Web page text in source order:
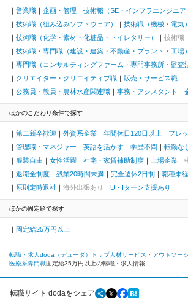
営業職 企画・管理
技術職（SE・インフラエンジニア
技術職（組み込みソフトウェア）
技術職（機械・電気）
技術職（化学・素材・化粧品・トイレタリー）
技術職
技術職・専門職（建設・建築・不動産・プラント・工場）
専門職（コンサルティングファーム・専門事務所・監査
クリエイター・クリエイティブ職
販売・サービス職
公務員・教員・農林水産関連職
事務・アシスタント
ほかのこだわり条件で探す
第二新卒歓迎 外資系企業 年間休日120日以上
フレ
管理職・マネジャー
英語を活かす 学歴不問
転勤な
服装自由
女性活躍 社宅・家賃補助制度 上場企業
退職金制度
残業20時間未満 完全週休2日制 職種未
原則定時退社
海外出張あり U・Iターン支援あり
ほかの固定給で探す
固定給25万円以上
転職・求人doda（デューダ）トップ人材サービス・アウトソー
医療系専門職固定給35万円以上の転職・求人情報
転職サイト dodaをシェア